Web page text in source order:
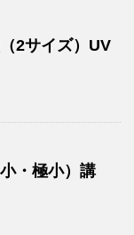
2サイズ）UV
・極小）講